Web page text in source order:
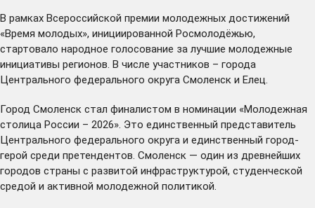
В рамках Всероссийской премии молодежных достижений
«Время молодых», инициированной Росмолодёжью,
стартовало народное голосование за лучшие молодежные
инициативы регионов. В числе участников – города
Центрального федерального округа Смоленск и Елец.
Город Смоленск стал финалистом в номинации «Молодежная
столица России – 2026». Это единственный представитель
Центрального федерального округа и единственный город-
герой среди претендентов. Смоленск — один из древнейших
городов страны с развитой инфраструктурой, студенческой
средой и активной молодежной политикой.